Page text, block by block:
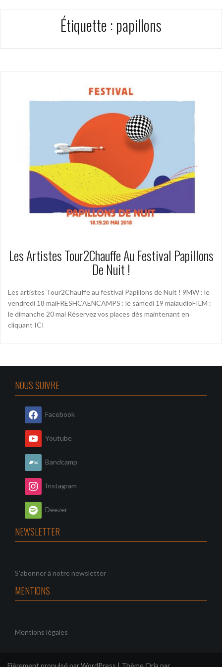
Étiquette : papillons
Les Artistes Tour2Chauffe Au Festival Papillons
De Nuit !
Les artistes Tour2Chauffe au festival Papillons de Nuit ! 9MW : le
vendredi 18 maiFRESHCAENCAMPS : le samedi 19 maiaudioFILM :
le dimanche 20 mai Réservez vos places dès maintenant en
cliquant ICI
NOUS SUIVRE
Facebook
Youtube
Bandcamp
Instagram
Deezer
NEWSLETTER
S’abonner à notre newsletter
MENTIONS
Mentions légales
Fièrement propulsé par WordPress | Thème Oria par